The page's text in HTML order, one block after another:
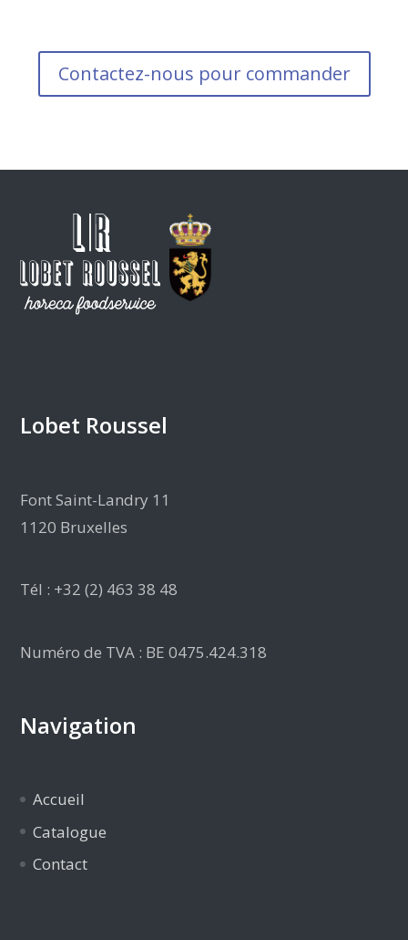
Contactez-nous pour commander
Lobet Roussel
Font Saint-Landry 11
1120 Bruxelles
Tél : +32 (2) 463 38 48
Numéro de TVA : BE 0475.424.318
Navigation
Accueil
Catalogue
Contact